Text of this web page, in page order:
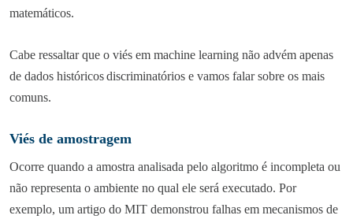
matemáticos.
Cabe ressaltar que o viés em machine learning não advém apenas
de dados históricosdiscriminatórios e vamos falar sobre os mais
comuns.
Viés de amostragem
Ocorre quando a amostra analisada pelo algoritmo é incompleta ou
não representa o ambiente no qual ele será executado. Por
exemplo, um artigo do MIT demonstrou falhas em mecanismos de